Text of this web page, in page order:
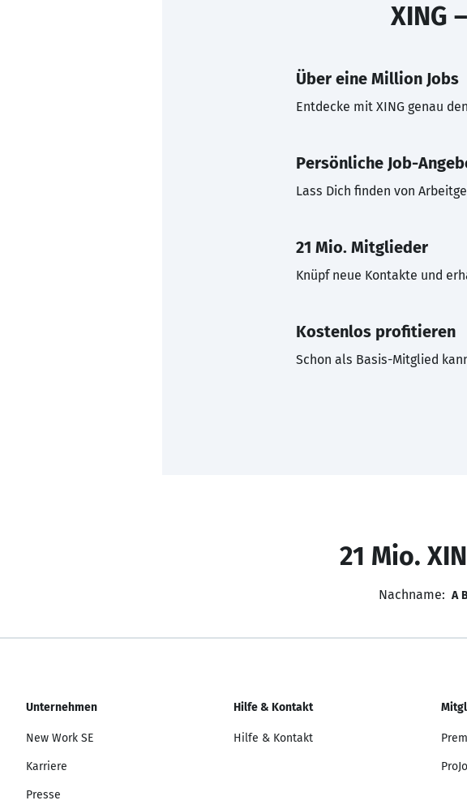
XING
Über eine Million Jobs
Entdecke mit XING genau
Persönliche Job-
Lass Dich finden von
21 Mio. Mitglieder
Knüpf neue Kontakte und
Kostenlos profitieren
Schon als Basis-Mitglied
21 Mio.
Nachname: A
Unternehmen
New Work SE
Karriere
Presse
Hilfe & Kontakt
Hilfe & Kontakt